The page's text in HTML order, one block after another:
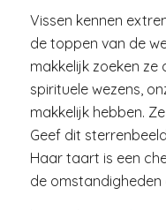
Vissen kennen
de toppen van de
makkelijk zoeken ze
spirituele wezens,
makkelijk hebben.
Geef dit
Haar taart is een
de omstandigheden